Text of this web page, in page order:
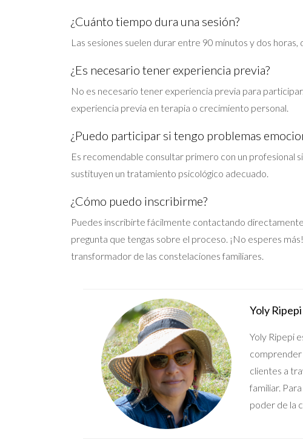
¿Cuánto tiempo dura una sesión?
Las sesiones suelen durar entre 90 minutos y dos
¿Es necesario tener experiencia previa?
No es necesario tener experiencia previa para
experiencia previa en terapia o crecimiento personal.
¿Puedo participar si tengo problemas
Es recomendable consultar primero con un profesional
sustituyen un tratamiento psicológico adecuado.
¿Cómo puedo inscribirme?
Puedes inscribirte fácilmente contactando
pregunta que tengas sobre el proceso. ¡No esperes
transformador de las constelaciones familiares.
Yoly
Yoly Ripepi
comprender
clientes a
familiar.
poder de la